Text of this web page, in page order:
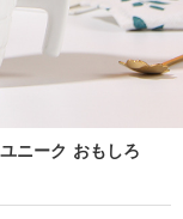
ニーク おもしろ